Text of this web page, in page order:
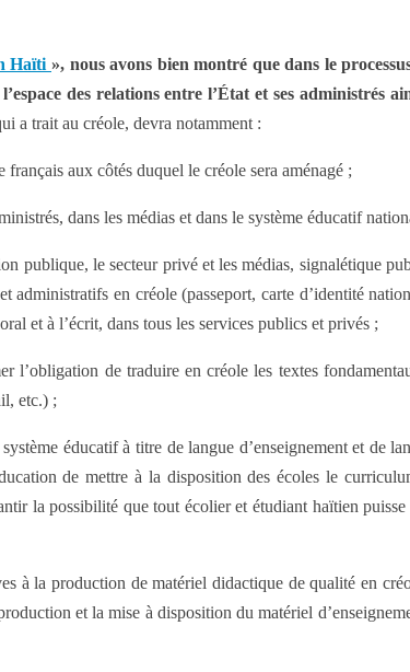
Haïti », nous avons bien montré que dans le
des relations entre l’État et ses administrés
a trait au créole, devra notamment :
français aux côtés duquel le créole sera aménagé ;
dans les médias et dans le système éducatif
publique, le secteur privé et les médias, signalétique
en créole (passeport, carte d’identité
et à l’écrit, dans tous les services publics et privés ;
l’obligation de traduire en créole les textes
etc.) ;
éducatif à titre de langue d’enseignement et de
de mettre à la disposition des écoles le
la possibilité que tout écolier et étudiant haïtien
à la production de matériel didactique de qualité en
et la mise à disposition du matériel